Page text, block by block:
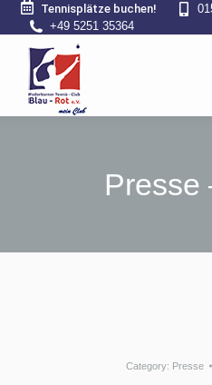
Tennisplätze buchen!
+49 5251 35364
Presse
Category: Presse